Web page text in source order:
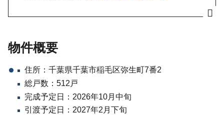
物件概要
住所：千葉県千葉市稲毛区弥生町7番2
総戸数：512戸
完成予定日：2026年10月中旬
引渡予定日：2027年2月下旬